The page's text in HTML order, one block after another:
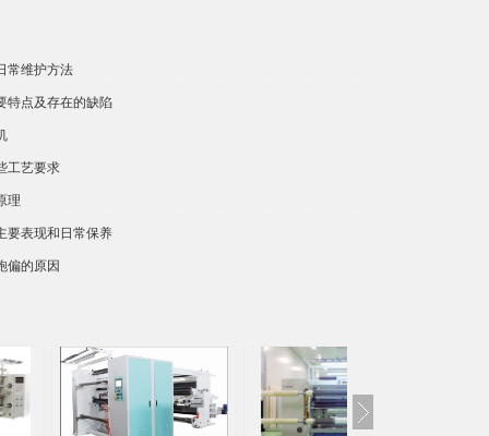
常维护方法
特点及存在的缺陷
工艺要求
理
要表现和日常保养
偏的原因